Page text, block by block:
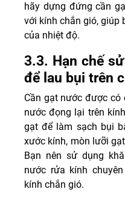
hãy dựng đứng cần
với kính chắn gió, giúp
của nhiệt độ.
3.3. Hạn chế
để lau bụi trên
Cần gạt nước được có
nước đọng lại trên
gạt để làm sạch bụi
xước kính, mòn lưỡi
Bạn nên sử dụng
nước rửa kính
kính chắn gió.